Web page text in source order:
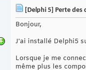
[Delphi 5] Perte
Bonjour,
J'ai installé Delphi5
Lorsque je me
même plus les